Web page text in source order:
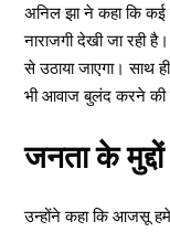
अनिल झा ने कहा कि कई
नाराजगी देखी जा रही
से उठाया जाएगा। साथ
भी आवाज बुलंद करने की
जनता के
उन्होंने कहा कि आजसू